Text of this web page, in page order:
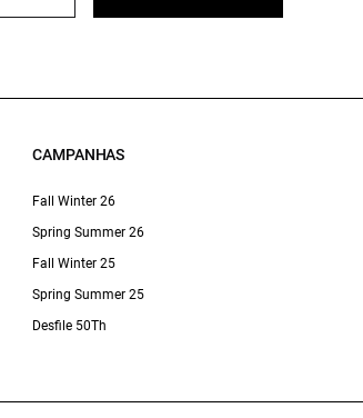
CAMPANHAS
Fall Winter 26
Spring Summer 26
Fall Winter 25
Spring Summer 25
Desfile 50Th